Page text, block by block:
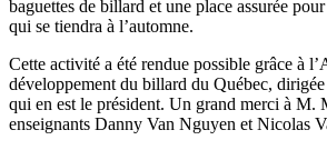
baguettes de billard et une place assurée
qui se tiendra à l’automne.
Cette activité a été rendue possible grâce à
développement du billard du Québec,
qui en est le président. Un grand merci à M.
enseignants Danny Van Nguyen et Nicolas